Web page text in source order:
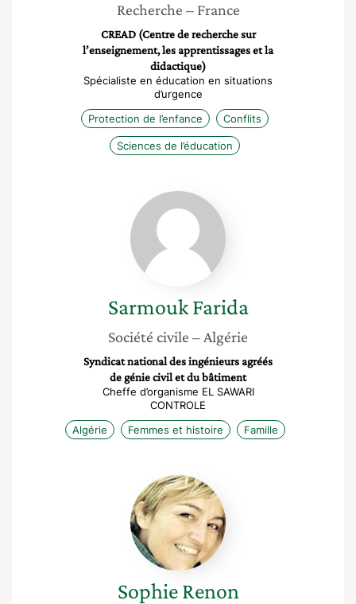
Recherche – France
CREAD (Centre de recherche sur
l’enseignement, les apprentissages et la
didactique)
Spécialiste en éducation en situations
d’urgence
Protection de l’enfance
Conflits
Sciences de l’éducation
Sarmouk
Farida
Sarmouk Farida
Société civile – Algérie
Syndicat national des ingénieurs agréés
de génie civil et du bâtiment
Cheffe d’organisme EL SAWARI
CONTROLE
Algérie
Femmes et histoire Famille
Sophie
Renon
Sophie Renon